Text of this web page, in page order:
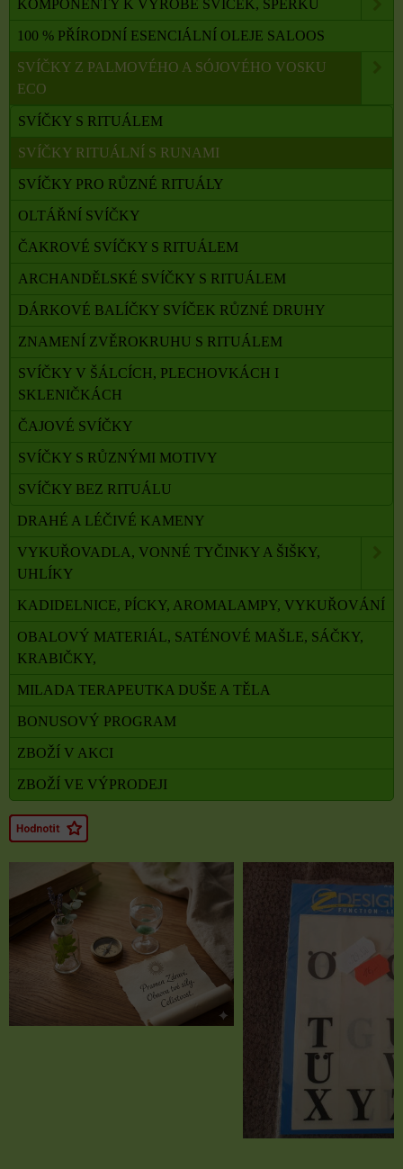
KOMPONENTY K VÝROBĚ SVÍČEK, ŠPERKŮ
100 % PŘÍRODNÍ ESENCIÁLNÍ OLEJE SALOOS
SVÍČKY Z PALMOVÉHO A SÓJOVÉHO VOSKU
ECO
SVÍČKY S RITUÁLEM
SVÍČKY RITUÁLNÍ S RUNAMI
SVÍČKY PRO RŮZNÉ RITUÁLY
OLTÁŘNÍ SVÍČKY
ČAKROVÉ SVÍČKY S RITUÁLEM
ARCHANDĚLSKÉ SVÍČKY S RITUÁLEM
DÁRKOVÉ BALÍČKY SVÍČEK RŮZNÉ DRUHY
ZNAMENÍ ZVĚROKRUHU S RITUÁLEM
SVÍČKY V ŠÁLCÍCH, PLECHOVKÁCH I
SKLENIČKÁCH
ČAJOVÉ SVÍČKY
SVÍČKY S RŮZNÝMI MOTIVY
SVÍČKY BEZ RITUÁLU
DRAHÉ A LÉČIVÉ KAMENY
VYKUŘOVADLA, VONNÉ TYČINKY A ŠIŠKY,
UHLÍKY
KADIDELNICE, PÍCKY, AROMALAMPY, VYKUŘOVÁNÍ
OBALOVÝ MATERIÁL, SATÉNOVÉ MAŠLE, SÁČKY,
KRABIČKY,
MILADA TERAPEUTKA DUŠE A TĚLA
BONUSOVÝ PROGRAM
ZBOŽÍ V AKCI
ZBOŽÍ VE VÝPRODEJI